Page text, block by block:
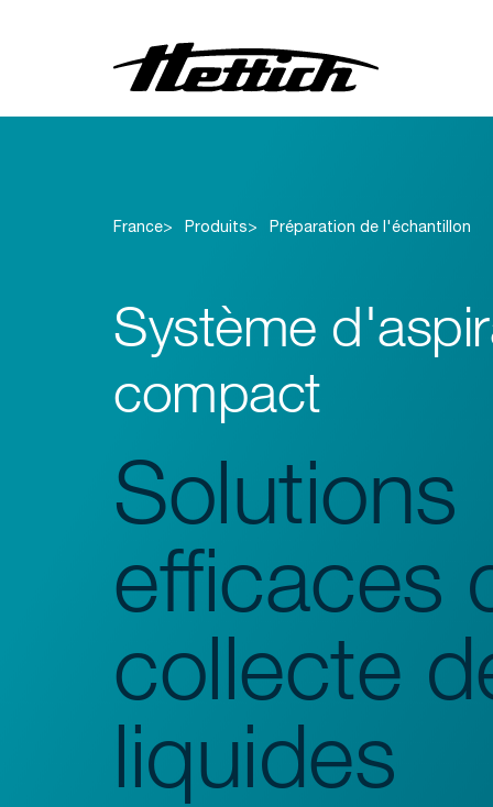
Réfrigérateurs
Préparation de
l'échantillon
France Produits Préparation de l'échantillon
Système
compact
Solutions
efficaces
collecte
liquides